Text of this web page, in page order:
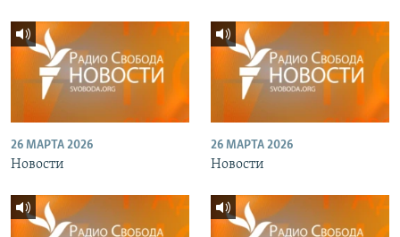
26 МАРТА 2026
Новости
26 МАРТА 2026
Новости